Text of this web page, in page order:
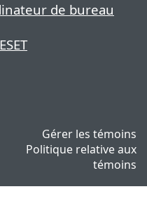
de bureau
Gérer les témoins
Politique relative aux
témoins